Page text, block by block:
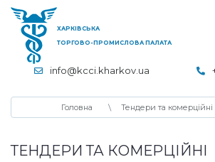
ХАРКІВСЬКА
ТОРГОВО-ПРОМИСЛОВА ПАЛАТА
info@kcci.kharkov.ua
Головна Тендери та комерційні
ТЕНДЕРИ ТА КОМЕРЦІЙНІ